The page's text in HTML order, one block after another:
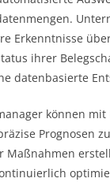
Erkenntnisse
ihrer
datenbasierte
können mit
Prognosen
Maßnahmen